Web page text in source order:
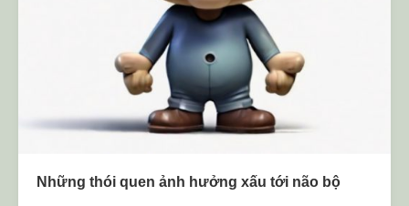
Những thói quen ảnh hưởng xấu tới não bộ